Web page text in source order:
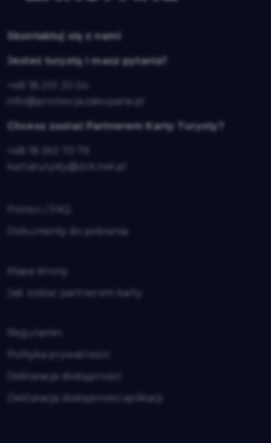
Skontaktuj się z nami
Jesteś turystą i masz pytania?
info@promocja.zakopane.pl
Chcesz zostać Partnerem Karty Turysty?
kartaturysty@zck.net.pl
Dokumenty do pobrania
Mapa strony
Jak zostać partnerem karty
Regulamin
Polityka prywatności
Deklaracja dostępności
Deklaracja dostępności aplikacji